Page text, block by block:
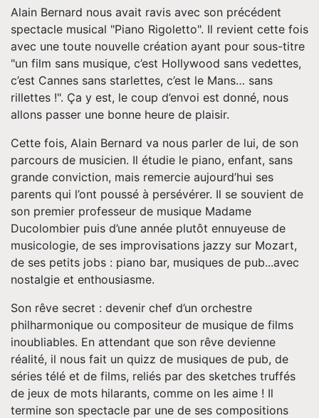
Pro
Musique
Contact
Alain Bernard nous avait ravis avec son précédent
spectacle musical "Piano Rigoletto". Il revient cette fois
avec une toute nouvelle création ayant pour sous-titre
"un film sans musique, c’est Hollywood sans vedettes,
c’est Cannes sans starlettes, c’est le Mans… sans
rillettes !". Ça y est, le coup d’envoi est donné, nous
allons passer une bonne heure de plaisir.
Cette fois, Alain Bernard va nous parler de lui, de son
parcours de musicien. Il étudie le piano, enfant, sans
grande conviction, mais remercie aujourd’hui ses
parents qui l’ont poussé à persévérer. Il se souvient de
son premier professeur de musique Madame
Ducolombier puis d’une année plutôt ennuyeuse de
musicologie, de ses improvisations jazzy sur Mozart,
de ses petits jobs : piano bar, musiques de pub...avec
nostalgie et enthousiasme.
Son rêve secret : devenir chef d’un orchestre
philharmonique ou compositeur de musique de films
inoubliables. En attendant que son rêve devienne
réalité, il nous fait un quizz de musiques de pub, de
séries télé et de films, reliés par des sketches truffés
de jeux de mots hilarants, comme on les aime ! Il
termine son spectacle par une de ses compositions